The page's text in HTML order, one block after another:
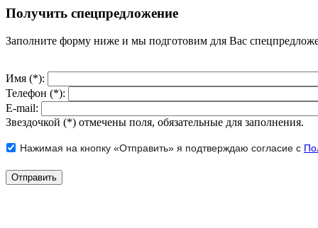
Получить спецпредложение
Заполните форму ниже и мы подготовим для Вас
Имя (*):
Телефон (*):
E-mail:
Звездочкой (*) отмечены поля, обязательные для заполнения.
Нажимая на кнопку «Отправить» я подтверждаю согласие с